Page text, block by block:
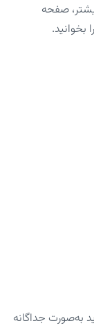
صفحه
را بخوانید.
به‌صورت جداگانه